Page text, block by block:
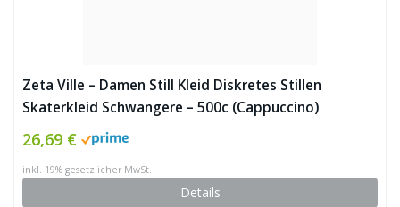
Zeta Ville – Damen Still Kleid Diskretes Stillen
Skaterkleid Schwangere – 500c (Cappuccino)
26,69 €
inkl. 19% gesetzlicher MwSt.
Details